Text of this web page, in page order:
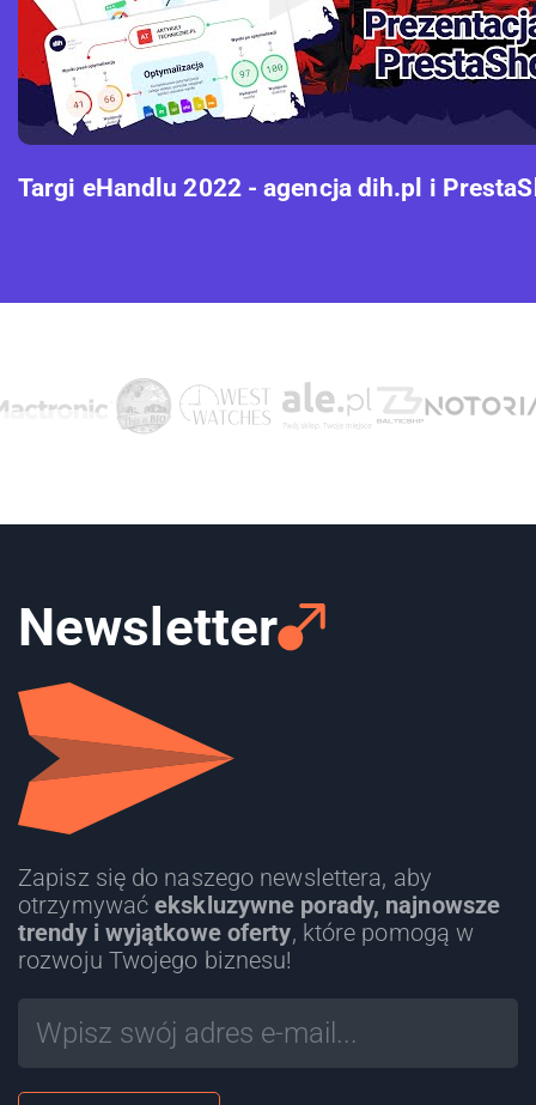
Targi eHandlu 2022 - agencja dih.pl i
Newsletter
Zapisz się do naszego newslettera, aby
otrzymywaćekskluzywne porady, najnowsze
trendy i wyjątkowe oferty, które pomogą w
rozwoju Twojego biznesu!